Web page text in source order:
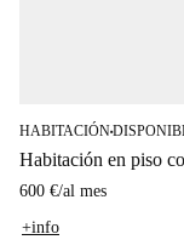
HABITACIÓN■
Habitación en piso
600 €/al mes
+info